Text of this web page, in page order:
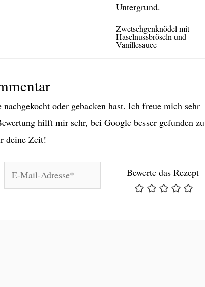
Zwetschgenknödel mit
Haselnussbröseln und
Vanillesauce
oder gebacken hast. Ich freue mich sehr
hilft mir sehr, bei Google besser gefunden zu
deine Zeit!
E-
Mail-
Bewerte das Rezept